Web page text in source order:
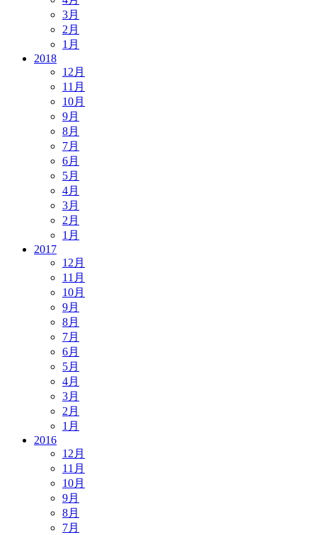
3月
2月
1月
2018
12月
11月
10月
9月
8月
7月
6月
5月
4月
3月
2月
1月
2017
12月
11月
10月
9月
8月
7月
6月
5月
4月
3月
2月
1月
2016
12月
11月
10月
9月
8月
7月